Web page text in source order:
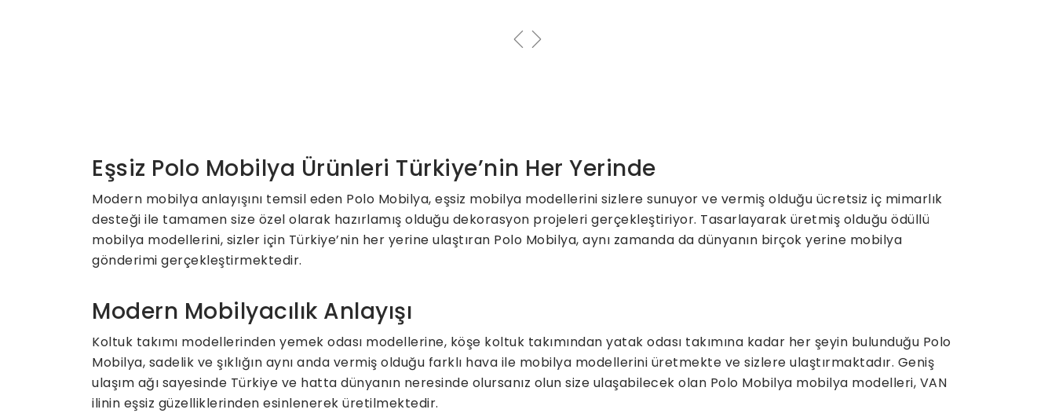
Eşsiz Polo Mobilya Ürünleri Türkiye’nin Her Yerinde
Modern mobilya anlayışını temsil eden Polo Mobilya, eşsiz mobilya modellerini sizlere sunuyor ve vermiş olduğu ücretsiz iç mimarlık
desteği ile tamamen size özel olarak hazırlamış olduğu dekorasyon projeleri gerçekleştiriyor. Tasarlayarak üretmiş olduğu ödüllü
mobilya modellerini, sizler için Türkiye’nin her yerine ulaştıran Polo Mobilya, aynı zamanda da dünyanın birçok yerine mobilya
gönderimi gerçekleştirmektedir.
Modern Mobilyacılık Anlayışı
Koltuk takımı modellerinden yemek odası modellerine, köşe koltuk takımından yatak odası takımına kadar her şeyin bulunduğu Polo
Mobilya, sadelik ve şıklığın aynı anda vermiş olduğu farklı hava ile mobilya modellerini üretmekte ve sizlere ulaştırmaktadır. Geniş
ulaşım ağı sayesinde Türkiye ve hatta dünyanın neresinde olursanız olun size ulaşabilecek olan Polo Mobilya mobilya modelleri, VAN
ilinin eşsiz güzelliklerinden esinlenerek üretilmektedir.